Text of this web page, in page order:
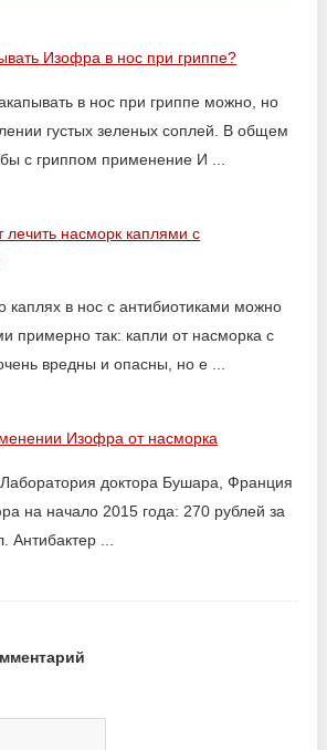
Изофра в нос при гриппе?
в нос при гриппе можно, но
густых зеленых соплей. В общем
с гриппом применение И ...
лечить насморк каплями с
в нос с антибиотиками можно
примерно так: капли от насморка с
вредны и опасны, но е ...
Изофра от насморка
доктора Бушара, Франция
на начало 2015 года: 270 рублей за
...